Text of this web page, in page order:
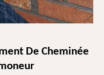
De Cheminée